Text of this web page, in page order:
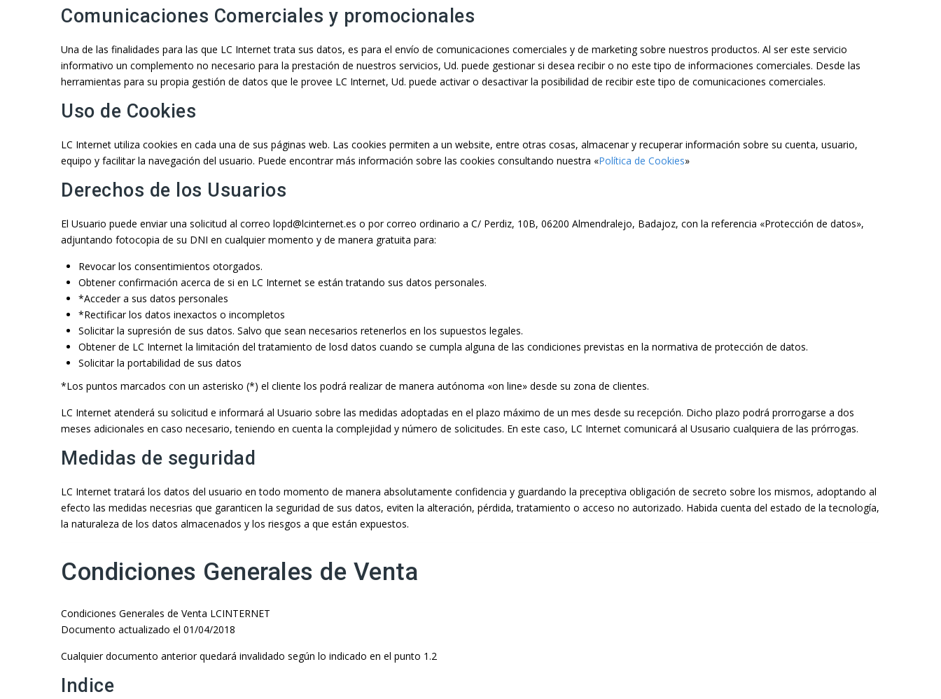
Comunicaciones Comerciales y promocionales
Una de las finalidades para las que LC Internet trata sus datos, es para el envío de comunicaciones comerciales y de marketing sobre nuestros productos. Al ser este servicio
informativo un complemento no necesario para la prestación de nuestros servicios, Ud. puede gestionar si desea recibir o no este tipo de informaciones comerciales. Desde las
herramientas para su propia gestión de datos que le provee LC Internet, Ud. puede activar o desactivar la posibilidad de recibir este tipo de comunicaciones comerciales.
Uso de Cookies
LC Internet utiliza cookies en cada una de sus páginas web. Las cookies permiten a un website, entre otras cosas, almacenar y recuperar información sobre su cuenta, usuario,
equipo y facilitar la navegación del usuario. Puede encontrar más información sobre las cookies consultando nuestra «Política de Cookies»
Derechos de los Usuarios
El Usuario puede enviar una solicitud al correo lopd@lcinternet.es o por correo ordinario a C/ Perdiz, 10B, 06200 Almendralejo, Badajoz, con la referencia «Protección de datos»,
adjuntando fotocopia de su DNI en cualquier momento y de manera gratuita para:
Revocar los consentimientos otorgados.
Obtener confirmación acerca de si en LC Internet se están tratando sus datos personales.
*Acceder a sus datos personales
*Rectificar los datos inexactos o incompletos
Solicitar la supresión de sus datos. Salvo que sean necesarios retenerlos en los supuestos legales.
Obtener de LC Internet la limitación del tratamiento de losd datos cuando se cumpla alguna de las condiciones previstas en la normativa de protección de datos.
Solicitar la portabilidad de sus datos
*Los puntos marcados con un asterisko (*) el cliente los podrá realizar de manera autónoma «on line» desde su zona de clientes.
LC Internet atenderá su solicitud e informará al Usuario sobre las medidas adoptadas en el plazo máximo de un mes desde su recepción. Dicho plazo podrá prorrogarse a dos
meses adicionales en caso necesario, teniendo en cuenta la complejidad y número de solicitudes. En este caso, LC Internet comunicará al Ususario cualquiera de las prórrogas.
Medidas de seguridad
LC Internet tratará los datos del usuario en todo momento de manera absolutamente confidencia y guardando la preceptiva obligación de secreto sobre los mismos, adoptando al
efecto las medidas necesrias que garanticen la seguridad de sus datos, eviten la alteración, pérdida, tratamiento o acceso no autorizado. Habida cuenta del estado de la tecnología,
la naturaleza de los datos almacenados y los riesgos a que están expuestos.
Condiciones Generales de Venta
Condiciones Generales de Venta LCINTERNET
Documento actualizado el 01/04/2018
Cualquier documento anterior quedará invalidado según lo indicado en el punto 1.2
Indice